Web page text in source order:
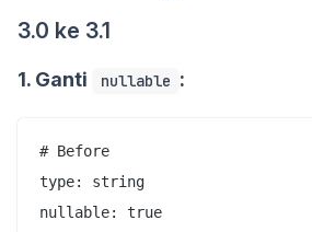
3.0 ke 3.1
1. Ganti nullable :
# Before
type: string
nullable: true